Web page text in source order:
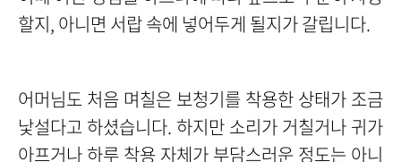
할지, 아니면 서랍 속에 넣어두게 될지가 갈립니다.
어머님도 처음 며칠은 보청기를 착용한 상태가 조금
낯설다고 하셨습니다. 하지만 소리가 거칠거나 귀가
아프거나 하루 착용 자체가 부담스러운 정도는 아니